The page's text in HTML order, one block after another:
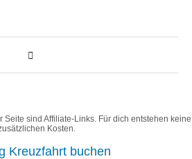
Seite sind Affiliate-Links. Für dich entstehen keine
Kosten.
Kreuzfahrt buchen